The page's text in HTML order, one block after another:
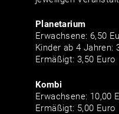
Planetarium
Erwachsene: 6,50
Kinder ab 4 Jahren:
Ermäßigt: 3,50 Euro
Kombi
Erwachsene: 10,00
Ermäßigt: 5,00 Euro